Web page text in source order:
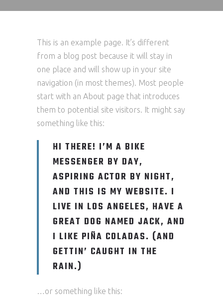
This is an example page. It’s different
from a blog post because it will stay in
one place and will show up in your site
navigation (in most themes). Most people
start with an About page that introduces
them to potential site visitors. It might say
something like this:
HI THERE! I’M A BIKE
MESSENGER BY DAY,
ASPIRING ACTOR BY NIGHT,
AND THIS IS MY WEBSITE. I
LIVE IN LOS ANGELES, HAVE A
GREAT DOG NAMED JACK, AND
I LIKE PIÑA COLADAS. (AND
GETTIN’ CAUGHT IN THE
RAIN.)
…or something like this: